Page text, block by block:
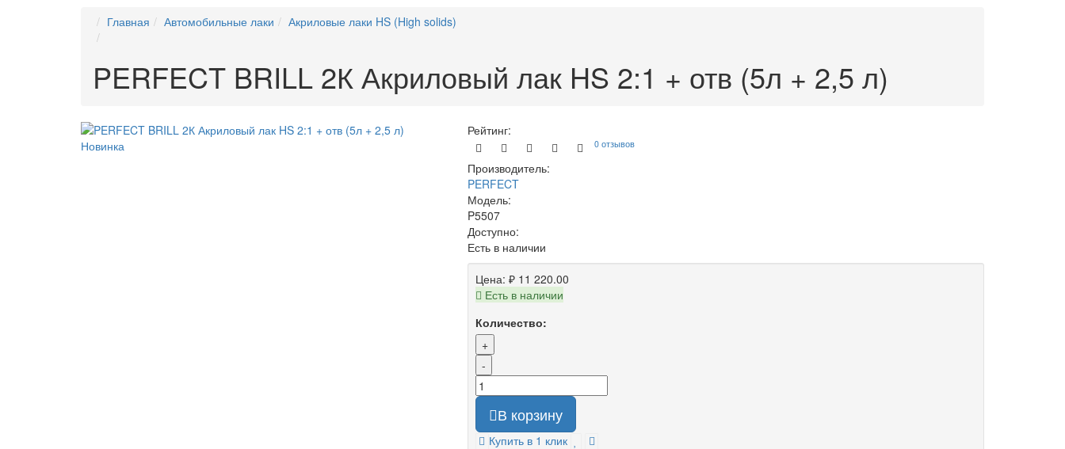
Главная Автомобильные лаки Акриловые лаки HS (High solids)
PERFECT BRILL 2К Акриловый лак HS 2:1 + отв (5л + 2,5 л)
Новинка
Рейтинг:
0 отзывов
Производитель:
PERFECT
Модель:
P5507
Доступно:
Есть в наличии
Цена: ₽ 11 220.00
Есть в наличии
Количество:
+
-
В корзину
Купить в 1 клик